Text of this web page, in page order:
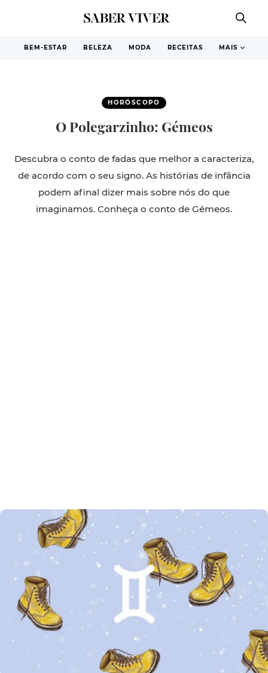
BEM-ESTAR BELEZA MODA RECEITAS MAIS
HORÓSCOPO
O Polegarzinho: Gémeos
Descubra o conto de fadas que melhor a caracteriza,
de acordo com o seu signo. As histórias de infância
podem afinal dizer mais sobre nós do que
imaginamos. Conheça o conto de Gémeos.